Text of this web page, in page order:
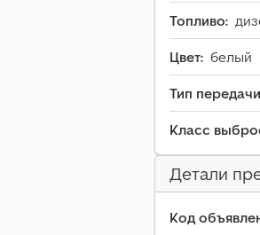
Топливо:
Цвет: белый
Тип
Класс
Детали
Код